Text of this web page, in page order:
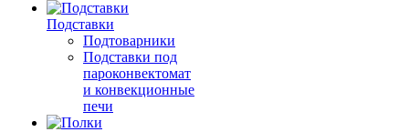
Подставки
Подтоварники
Подставки под
пароконвектомат
и конвекционные
печи